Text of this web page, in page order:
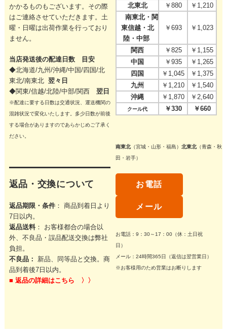
かかるものもございます。その際
はご連絡させていただきます。 土
曜・日曜は出荷作業を行っており
ません。
当店発送後の配達日数 目安
◆北海道/九州/沖縄/中国/四国/北
東北/南東北 翌々日
◆関東/信越/北陸/中部/関西 翌日
※配達に要する日数は交通状況、運送機関の
混雑状況で変化いたします。多少日数が前後
する場合がありますのであらかじめご了承く
ださい。
返品・交換について
返品期限・条件： 商品到着日より
7日以内。
返品送料： お客様都合の場合以
外、不良品・誤品配送交換は弊社
負担。
不良品：
新品、同等品と交換。商
品到着後7日以内。
■ 返品の詳細はこちら 〉〉
北東北
￥880
￥1,210
南東北・関
東信越・北
陸・中部
￥693 ￥1,023
関西 ￥825
￥1,155
中国
￥935
￥1,265
四国
￥1,045
￥1,375
九州
￥1,210
￥1,540
沖縄
￥1,870 ￥2,640
クール代 ￥330 ￥660
南東北（宮城・山形・福島）北東北（青森・秋
田・岩手）
お電話
メール
お電話：9：30～17：00（休：土日祝
日）
メール：24時間365日（返信は翌営業日）
※お客様用のため営業はお断りします